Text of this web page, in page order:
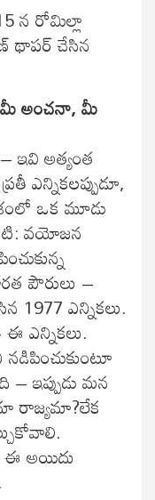
న రోమిల్లా
థాపర్ చేసిన
మీ అంచనా, మీ
ఇవి అత్యంత
ఎన్నికలప్పుడూ,
ఒక మూడు
వయోజన
పౌరులు –
1977 ఎన్నికలు.
ఎన్నికలు.
ఇప్పుడు మన
రాజ్యమా?లేక
ఈ అయిదు